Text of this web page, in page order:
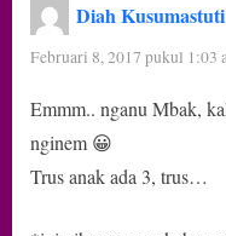
Diah Kusumastuti
Februari 8, 2017 pukul 1:03
Emmm.. nganu Mbak,
nginem 😀
Trus anak ada 3, trus…